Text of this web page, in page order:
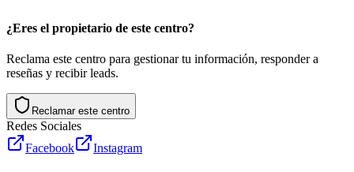
¿Eres el propietario de este centro?
Reclama este centro para gestionar tu información, responder a
reseñas y recibir leads.
Reclamar este centro
Redes Sociales
Facebook
Instagram